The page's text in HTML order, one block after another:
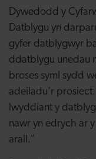
Dywedodd y
Datblygu yn
gyfer datblygwyr
ddatblygu unedau
broses syml sydd
adeiladu'r prosiect.
lwyddiant y
nawr yn edrych ar
arall.”